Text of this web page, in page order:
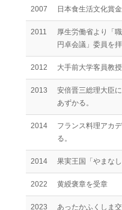
2007 日本食生活文化賞金
2011
厚生労働省より「
円卓会議」委員を
2012 大手前大学客員教授
2013
安倍晋三総理大臣
あずかる。
2014
フランス料理アカ
る。
2014 果実王国「やまな
2022 黄綬褒章を受章
2023
あったかふくしま